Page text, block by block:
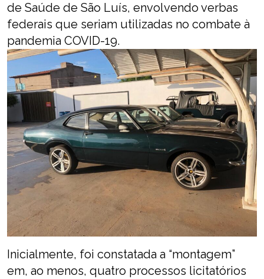
de Saúde de São Luís, envolvendo verbas
federais que seriam utilizadas no combate à
pandemia COVID-19.
Inicialmente, foi constatada a “montagem”
em, ao menos, quatro processos licitatórios